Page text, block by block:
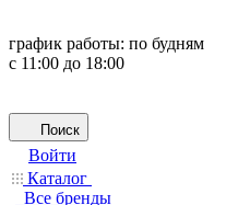
график работы: по будням
с 11:00 до 18:00
Поиск
Войти
Каталог
Все бренды